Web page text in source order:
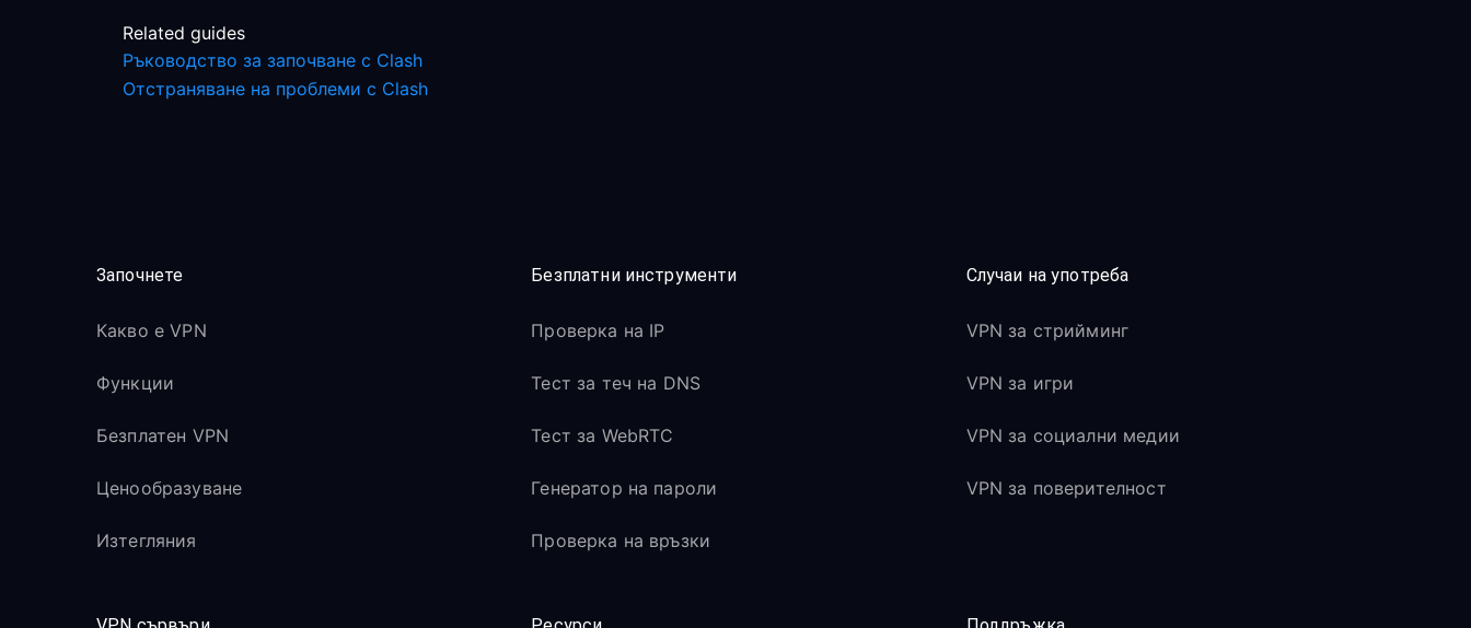
Related guides
Ръководство за започване с Clash
Отстраняване на проблеми с Clash
Започнете
Какво е VPN
Функции
Безплатен VPN
Ценообразуване
Изтегляния
Безплатни инструменти
Проверка на IP
Тест за теч на DNS
Тест за WebRTC
Генератор на пароли
Проверка на връзки
Случаи на употреба
VPN за стрийминг
VPN за игри
VPN за социални медии
VPN за поверителност